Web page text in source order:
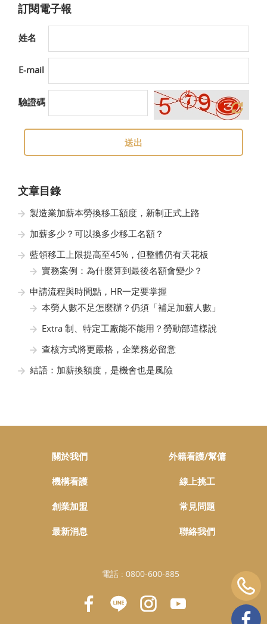
訂閱電子報
姓名
E-mail
驗證碼
送出
文章目錄
製造業加薪本勞換移工額度，新制正式上路
加薪多少？可以換多少移工名額？
藍領移工上限提高至45%，但整體仍有天花板
實務案例：為什麼算到最後名額會變少？
申請流程與時間點，HR一定要掌握
本勞人數不足怎麼辦？仍須「補足加薪人數」
Extra 制、特定工廠能不能用？勞動部這樣說
查核方式將更嚴格，企業務必留意
結語：加薪換額度，是機會也是風險
關於我們 外籍看護/幫傭
機構看護 線上挑工
創業加盟 常見問題
最新消息 聯絡我們
電話 : 0800-600-885